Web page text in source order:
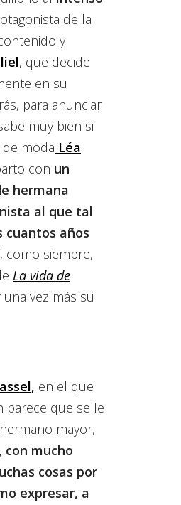
de la
y
, que decide
en su
para anunciar
muy bien si
moda Léa
con un
hermana
al que tal
cuantos años
como siempre,
La vida de
vez más su
en el que
parece que se le
mayor,
mucho
cosas por
expresar, a